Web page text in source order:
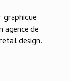
graphique
agence de
design.